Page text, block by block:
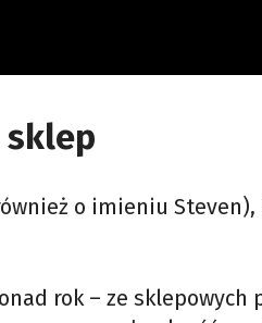
sklep
o imieniu Steven),
rok – ze sklepowych